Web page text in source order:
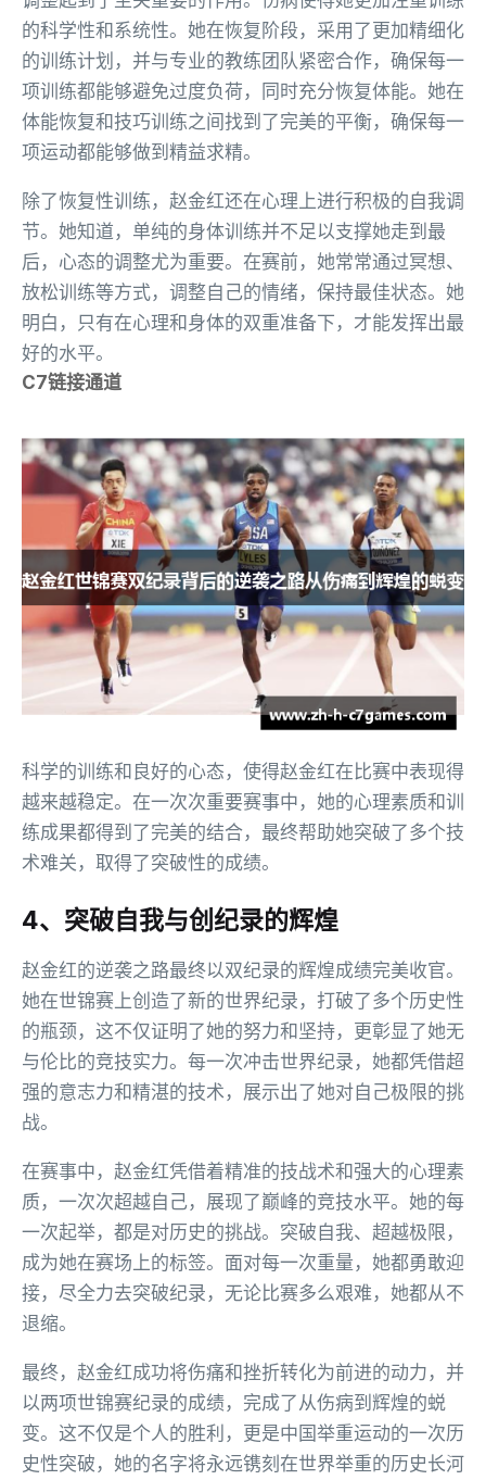
的科学性和系统性。她在恢复阶段，采用了更加精细化
的训练计划，并与专业的教练团队紧密合作，确保每一
项训练都能够避免过度负荷，同时充分恢复体能。她在
体能恢复和技巧训练之间找到了完美的平衡，确保每一
项运动都能够做到精益求精。
除了恢复性训练，赵金红还在心理上进行积极的自我调
节。她知道，单纯的身体训练并不足以支撑她走到最
后，心态的调整尤为重要。在赛前，她常常通过冥想、
放松训练等方式，调整自己的情绪，保持最佳状态。她
明白，只有在心理和身体的双重准备下，才能发挥出最
好的水平。
C7链接通道
科学的训练和良好的心态，使得赵金红在比赛中表现得
越来越稳定。在一次次重要赛事中，她的心理素质和训
练成果都得到了完美的结合，最终帮助她突破了多个技
术难关，取得了突破性的成绩。
4、突破自我与创纪录的辉煌
赵金红的逆袭之路最终以双纪录的辉煌成绩完美收官。
她在世锦赛上创造了新的世界纪录，打破了多个历史性
的瓶颈，这不仅证明了她的努力和坚持，更彰显了她无
与伦比的竞技实力。每一次冲击世界纪录，她都凭借超
强的意志力和精湛的技术，展示出了她对自己极限的挑
战。
在赛事中，赵金红凭借着精准的技战术和强大的心理素
质，一次次超越自己，展现了巅峰的竞技水平。她的每
一次起举，都是对历史的挑战。突破自我、超越极限，
成为她在赛场上的标签。面对每一次重量，她都勇敢迎
接，尽全力去突破纪录，无论比赛多么艰难，她都从不
退缩。
最终，赵金红成功将伤痛和挫折转化为前进的动力，并
以两项世锦赛纪录的成绩，完成了从伤病到辉煌的蜕
变。这不仅是个人的胜利，更是中国举重运动的一次历
史性突破，她的名字将永远镌刻在世界举重的历史长河